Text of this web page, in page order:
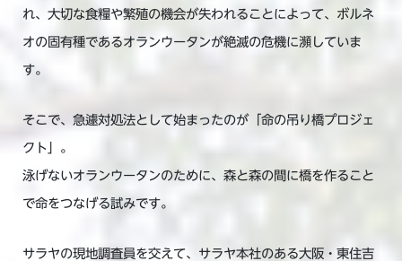
れ、大切な食糧や繁殖の機会が失われることによって、ボルネ
オの固有種であるオランウータンが絶滅の危機に瀕していま
す。
そこで、急遽対処法として始まったのが「命の吊り橋プロジェ
クト」。
泳げないオランウータンのために、森と森の間に橋を作ること
で命をつなげる試みです。
サラヤの現地調査員を交えて、サラヤ本社のある大阪・東住吉